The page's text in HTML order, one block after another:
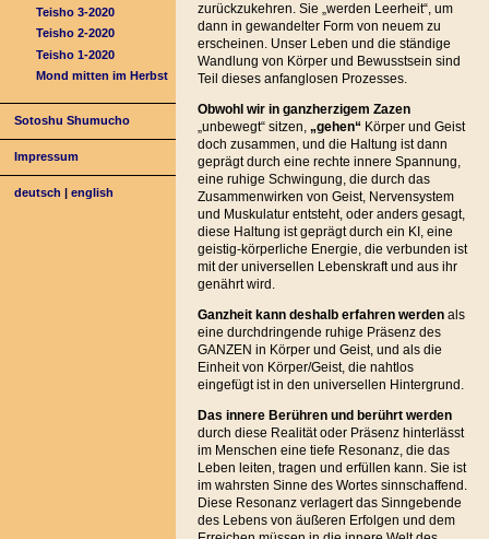
Teisho 3-2020
Teisho 2-2020
Teisho 1-2020
Mond mitten im Herbst
Sotoshu Shumucho
Impressum
deutsch |english
zurückzukehren. Sie „werden Leerheit“, um
dann in gewandelter Form von neuem zu
erscheinen. Unser Leben und die ständige
Wandlung von Körper und Bewusstsein sind
Teil dieses anfanglosen Prozesses.
Obwohl wir in ganzherzigem Zazen
„unbewegt“ sitzen, „gehen“ Körper und Geist
doch zusammen, und die Haltung ist dann
geprägt durch eine rechte innere Spannung,
eine ruhige Schwingung, die durch das
Zusammenwirken von Geist, Nervensystem
und Muskulatur entsteht, oder anders gesagt,
diese Haltung ist geprägt durch ein KI, eine
geistig-körperliche Energie, die verbunden ist
mit der universellen Lebenskraft und aus ihr
genährt wird.
Ganzheit kann deshalb erfahren werdenals
eine durchdringende ruhige Präsenz des
GANZEN in Körper und Geist, und als die
Einheit von Körper/Geist, die nahtlos
eingefügt ist in den universellen Hintergrund.
Das innere Berühren und berührt werden
durch diese Realität oder Präsenz hinterlässt
im Menschen eine tiefe Resonanz, die das
Leben leiten, tragen und erfüllen kann. Sie ist
im wahrsten Sinne des Wortes sinnschaffend.
Diese Resonanz verlagert das Sinngebende
des Lebens von äußeren Erfolgen und dem